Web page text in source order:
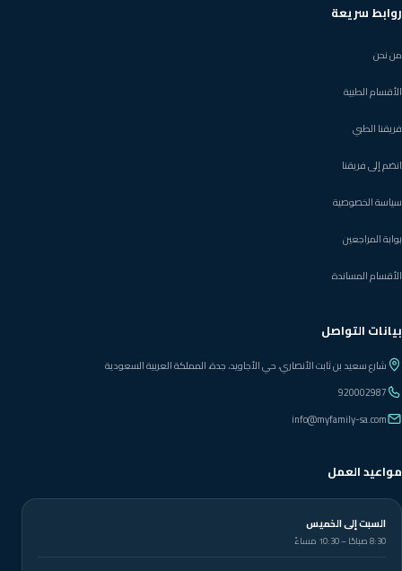
روابط سريعة
من نحن
الأقسام الطبية
فريقنا الطبي
انضم إلى فريقنا
سياسة الخصوصية
بوابة المراجعين
الأقسام المساندة
بيانات التواصل
شارع سعيد بن ثابت الأنصاري، حي الأجاويد، جدة، المملكة العربية السعودية
920002987
info@myfamily-sa.com
مواعيد العمل
السبت إلى الخميس
8:30 صباحًا – 10:30 مساءً